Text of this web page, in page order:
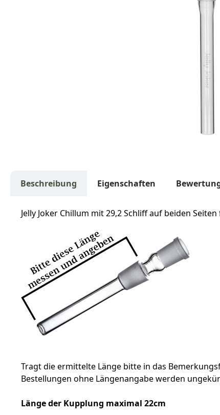
Beschreibung Eigenschaften
Jelly Joker Chillum mit 29,2 Schliff auf beiden
Tragt die ermittelte Länge bitte in das
Bestellungen ohne Längenangabe werden
Länge der Kupplung maximal 22cm